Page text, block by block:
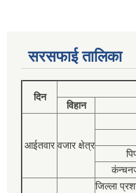
सरसफाई तालिका
दिन
विहान
आईतवार वजार क्षेत्र
जिल्ला